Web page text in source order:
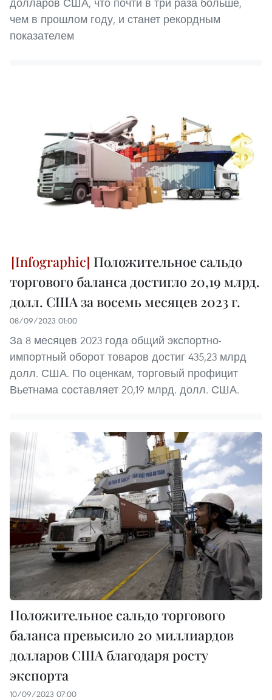
долларов США, что почти в три раза больше,
чем в прошлом году, и станет рекордным
показателем
Положительное сальдо
торгового баланса достигло 20,19 млрд.
долл. США за восемь месяцев 2023 г.
08/09/2023 01:00
За 8 месяцев 2023 года общий экспортно-
импортный оборот товаров достиг 435,23 млрд
долл. США. По оценкам, торговый профицит
Вьетнама составляет 20,19 млрд. долл. США.
Положительное сальдо торгового
баланса превысило 20 миллиардов
долларов США благодаря росту
экспорта
10/09/2023 07:00